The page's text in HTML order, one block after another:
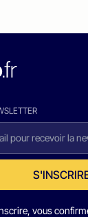
vous